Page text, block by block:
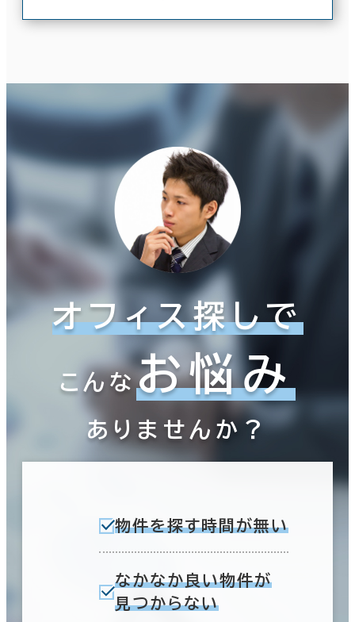
オフィス探しで
こんなお悩み
ありませんか？
物件を探す時間が無い
なかなか良い物件が
見つからない